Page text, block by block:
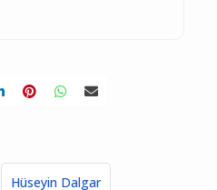
Hüseyin Dalgar